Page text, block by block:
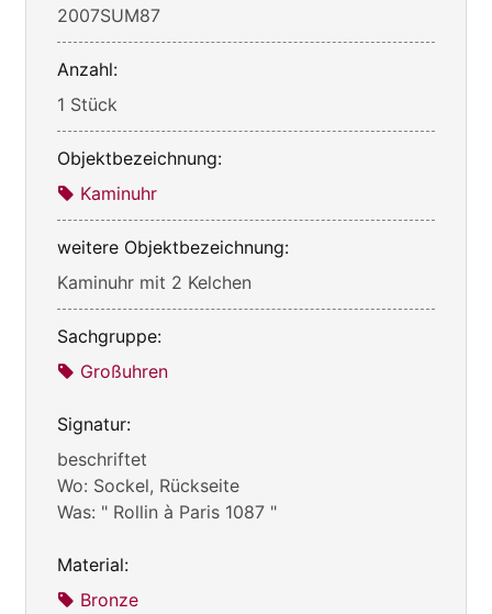
2007SUM87
Anzahl:
1 Stück
Objektbezeichnung:
Kaminuhr
weitere Objektbezeichnung:
Kaminuhr mit 2 Kelchen
Sachgruppe:
Großuhren
Signatur:
beschriftet
Wo: Sockel, Rückseite
Was: " Rollin à Paris 1087 "
Material:
Bronze